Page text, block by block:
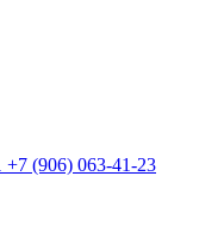
+7 (906) 063-41-23